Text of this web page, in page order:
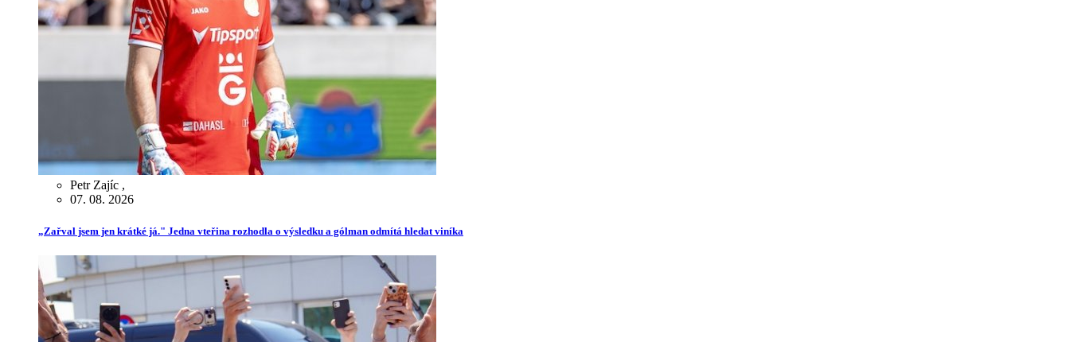
Petr Zajíc ,
07. 08. 2026
„Zařval jsem jen krátké já." Jedna vteřina rozhodla o výsledku a gólman odmítá hledat viníka